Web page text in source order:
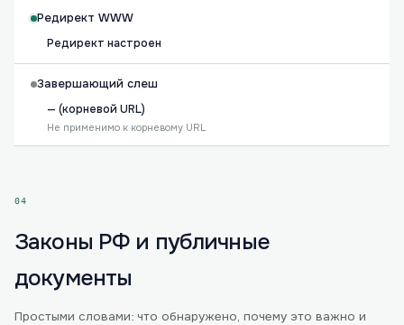
Редирект WWW
Редирект настроен
Завершающий слеш
— (корневой URL)
Не применимо к корневому URL
04
Законы РФ и публичные
документы
Простыми словами: что обнаружено, почему это важно и